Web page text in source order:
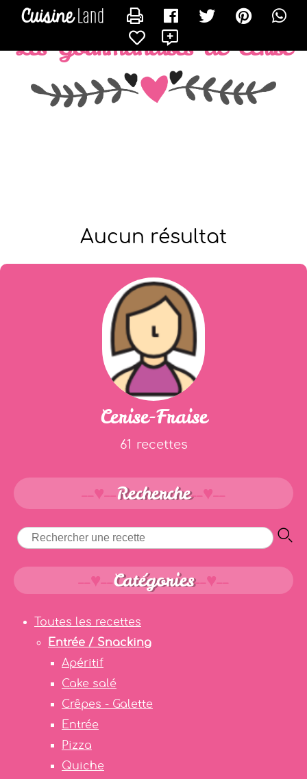
Les Gourmandises de Cerise
Aucun résultat
Cerise-Fraise
61 recettes
Recherche
Catégories
Toutes les recettes
Entrée / Snacking
Apéritif
Cake salé
Crêpes - Galette
Entrée
Pizza
Quiche
CONTACTER CERISE-FRAISE